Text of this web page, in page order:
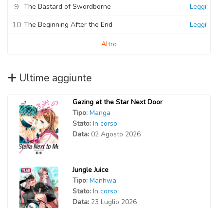
9 The Bastard of Swordborne Leggi!
10 The Beginning After the End Leggi!
Altro
Ultime aggiunte
Gazing at the Star Next Door
Tipo: Manga
Stato: In corso
Data: 02 Agosto 2026
Jungle Juice
Tipo: Manhwa
Stato: In corso
Data: 23 Luglio 2026